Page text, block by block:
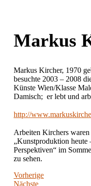
Markus
Markus Kircher, 1970
besuchte 2003 – 2008
Künste Wien/Klasse
Damisch; er lebt und
http://
Arbeiten Kirchers
„Kunstproduktion heute
Perspektiven“ im
zu sehen.
Vorherige
Nächste